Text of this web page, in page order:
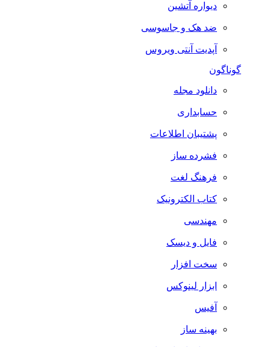
دیواره آتشین
ضد هک و جاسوسی
آپدیت آنتی ویروس
گوناگون
دانلود مجله
حسابداری
پشتیبان اطلاعات
فشرده ساز
فرهنگ لغت
کتاب الکترونیک
مهندسی
فایل و دیسک
سخت افزار
ابزار لینوکس
آفیس
بهینه ساز